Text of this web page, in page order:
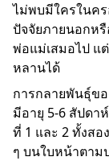
ไม่พบมีใครในคร
ปัจจัยภายนอกห
พ่อแม่เสมอไป แ
หลานได้
การกลายพันธุ์ข
มีอายุ 5-6 สัปดา
ที่ 1 และ 2 ทั้งสอ
ๆ บนใบหน้าตาม